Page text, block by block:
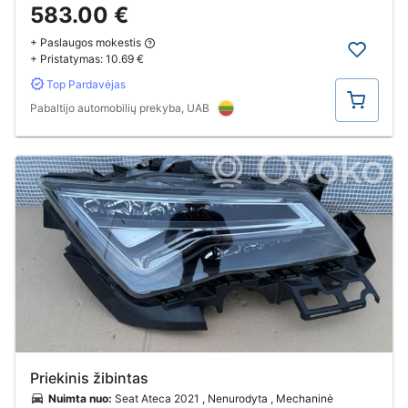
583.00 €
+ Paslaugos mokestis
+ Pristatymas: 10.69 €
Top Pardavėjas
Pabaltijo automobilių prekyba, UAB
Pirkti
Priekinis žibintas
Nuimta nuo: Seat Ateca 2021 , Nenurodyta , Mechaninė